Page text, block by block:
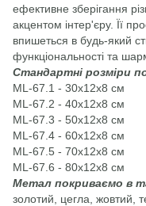
ефективне зберігання
акцентом інтер'єру. Її
впишеться в будь-який
функціональності та
Стандартні розміри
ML-67.1 - 30х12х8 см
ML-67.2 - 40х12х8 см
ML-67.3 - 50х12х8 см
ML-67.4 - 60х12х8 см
ML-67.5 - 70х12х8 см
ML-67.6 - 80х12х8 см
Метал покриваємо в
золотий, цегла, жовтий,